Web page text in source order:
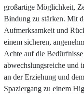
großartige Möglichkeit,
Bindung zu stärken. Mit
Aufmerksamkeit und
einem sicheren,
Achte auf die
abwechslungsreiche und
an der Erziehung und
Spaziergang zu einem